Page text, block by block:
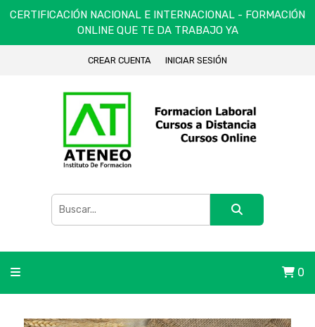
CERTIFICACIÓN NACIONAL E INTERNACIONAL - FORMACIÓN
ONLINE QUE TE DA TRABAJO YA
CREAR CUENTA INICIAR SESIÓN
0